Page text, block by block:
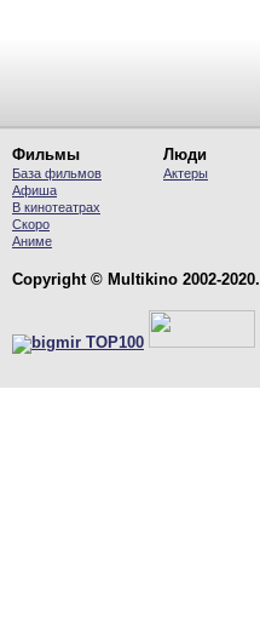
Фильмы
База фильмов
Афиша
В кинотеатрах
Скоро
Аниме
Люди
Актеры
Copyright © Multikino 2002-2020.